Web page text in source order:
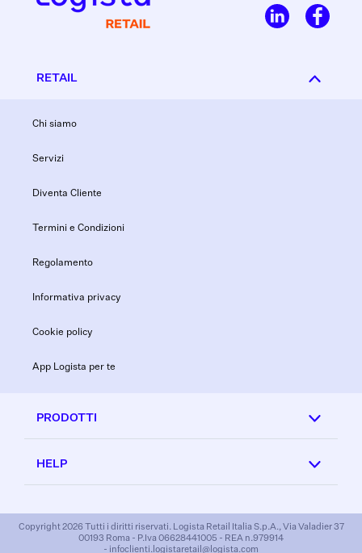
RETAIL
Chi siamo
Servizi
Diventa Cliente
Termini e Condizioni
Regolamento
Informativa privacy
Cookie policy
App Logista per te
PRODOTTI
HELP
Copyright 2026 Tutti i diritti riservati. Logista Retail Italia S.p.A., Via Valadier 37
00193 Roma - P.Iva 06628441005 - REA n.979914
- infoclienti.logistaretail@logista.com